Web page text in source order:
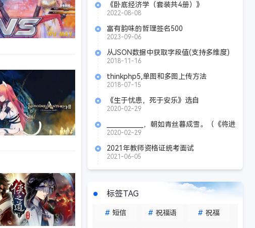
《卧底经济学（套装共4册）》
AZW3+MOBI+EPUB
2022-08-08
富有韵味的哲理签名500
2023-09-06
从JSON数据中获取字段值(支持多维度)
2018-11-16
thinkphp5,单图和多图上传方法
2018-07-15
《生于忧患，死于安乐》选自
____________。（《生于忧患，死于安乐》
2020-02-29
____________，朝如青丝暮成雪。（《将进
酒》 李白）
2020-02-29
2021年教师资格证统考面试
2021-06-05
标签TAG
# 短信 # 祝福语 # 祝福